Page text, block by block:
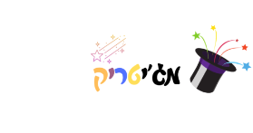
דלג
לניווט
לדלג
לתוכן